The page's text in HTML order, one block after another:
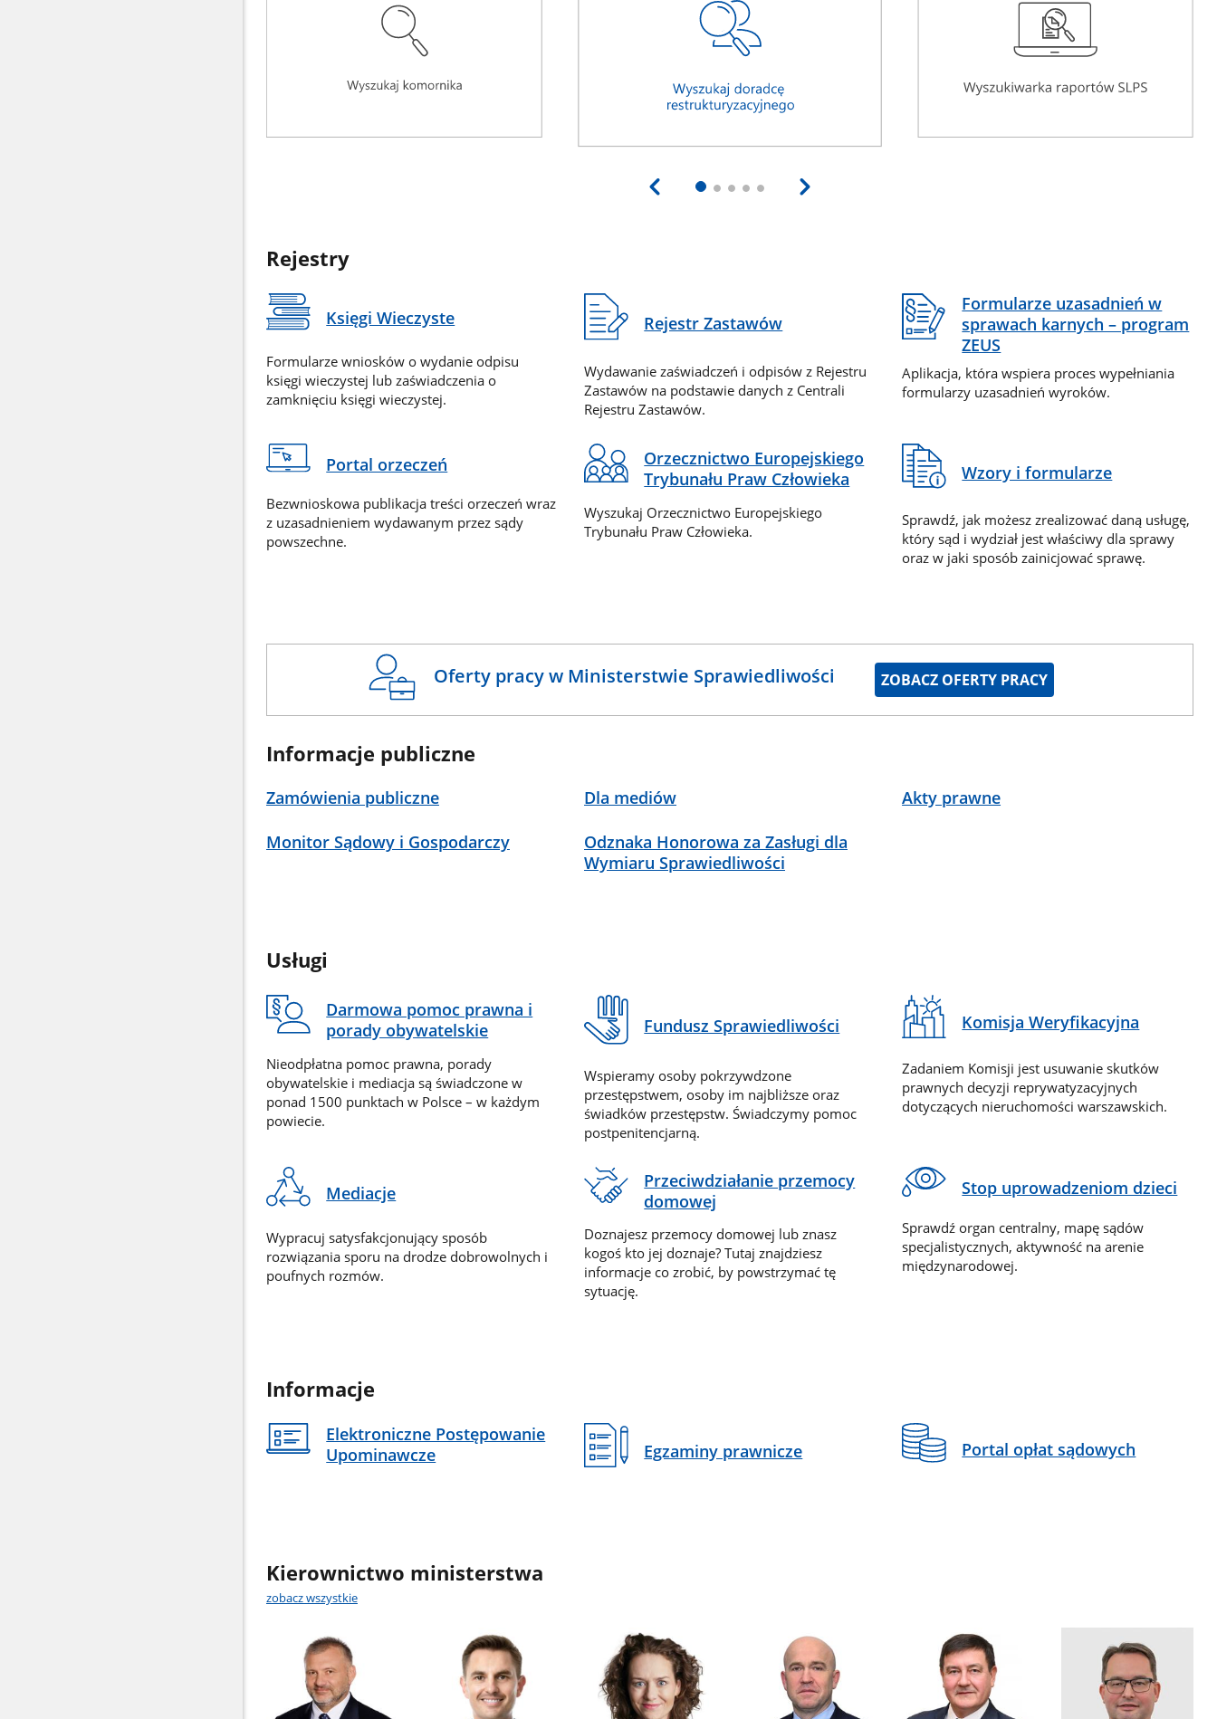
Rejestry
Księgi Wieczyste
Formularze wniosków o wydanie odpisu
księgi wieczystej lub zaświadczenia o
zamknięciu księgi wieczystej.
Rejestr Zastawów
Wydawanie zaświadczeń i odpisów z Rejestru
Zastawów na podstawie danych z Centrali
Rejestru Zastawów.
Formularze uzasadnień w
sprawach karnych – program
ZEUS
Aplikacja, która wspiera proces wypełniania
formularzy uzasadnień wyroków.
Portal orzeczeń
Bezwnioskowa publikacja treści orzeczeń wraz
z uzasadnieniem wydawanym przez sądy
powszechne.
Orzecznictwo Europejskiego
Trybunału Praw Człowieka
Wyszukaj Orzecznictwo Europejskiego
Trybunału Praw Człowieka.
Wzory i formularze
Sprawdź, jak możesz zrealizować daną usługę,
który sąd i wydział jest właściwy dla sprawy
oraz w jaki sposób zainicjować sprawę.
Oferty pracy w Ministerstwie Sprawiedliwości ZOBACZ OFERTY PRACY
Informacje publiczne
Zamówienia publiczne Dla mediów Akty prawne
Monitor Sądowy i Gospodarczy
Odznaka Honorowa za Zasługi dla
Wymiaru Sprawiedliwości
Usługi
Darmowa pomoc prawna i
porady obywatelskie
Nieodpłatna pomoc prawna, porady
obywatelskie i mediacja są świadczone w
ponad 1500 punktach w Polsce – w każdym
powiecie.
Fundusz Sprawiedliwości
Wspieramy osoby pokrzywdzone
przestępstwem, osoby im najbliższe oraz
świadków przestępstw. Świadczymy pomoc
postpenitencjarną.
Komisja Weryfikacyjna
Zadaniem Komisji jest usuwanie skutków
prawnych decyzji reprywatyzacyjnych
dotyczących nieruchomości warszawskich.
Mediacje
Wypracuj satysfakcjonujący sposób
rozwiązania sporu na drodze dobrowolnych i
poufnych rozmów.
Przeciwdziałanie przemocy
domowej
Doznajesz przemocy domowej lub znasz
kogoś kto jej doznaje? Tutaj znajdziesz
informacje co zrobić, by powstrzymać tę
sytuację.
Stop uprowadzeniom dzieci
Sprawdź organ centralny, mapę sądów
specjalistycznych, aktywność na arenie
międzynarodowej.
Informacje
Elektroniczne Postępowanie
Upominawcze
Egzaminy prawnicze Portal opłat sądowych
Kierownictwo ministerstwa
zobacz wszystkie